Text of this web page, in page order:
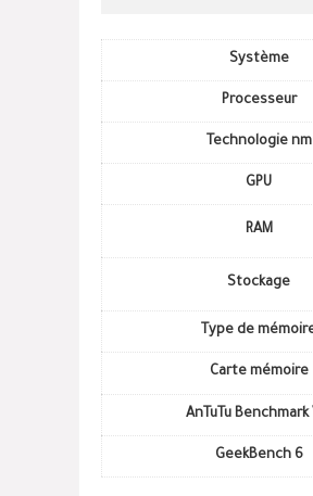
Système
Processeur
Technologie nm
GPU
RAM
Stockage
Type de
Carte mémoire
AnTuTu Benchmark
GeekBench 6